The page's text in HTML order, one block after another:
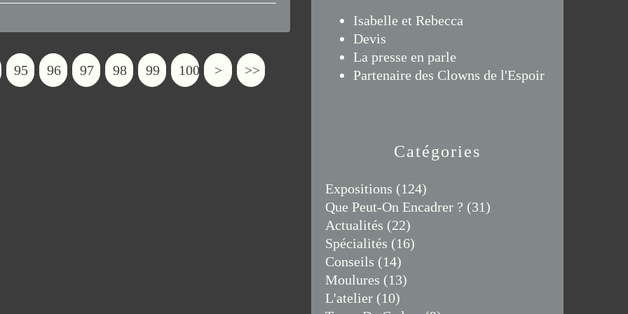
95 96 97 98 99 100 > >>
Catégories
Expositions (124)
Que Peut-On Encadrer ? (31)
Actualités (22)
Spécialités (16)
Conseils (14)
Moulures (13)
L'atelier (10)
Isabelle et Rebecca
Devis
La presse en parle
Partenaire des Clowns de l'Espoir